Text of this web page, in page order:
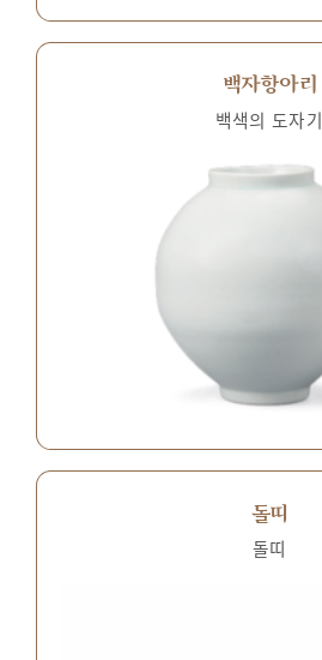
백자항아리
백색의 도자기
돌띠
돌띠